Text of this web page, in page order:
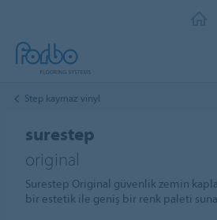
Step kaymaz vinyl
surestep
original
Surestep Original güvenlik zemin
bir estetik ile geniş bir renk paleti